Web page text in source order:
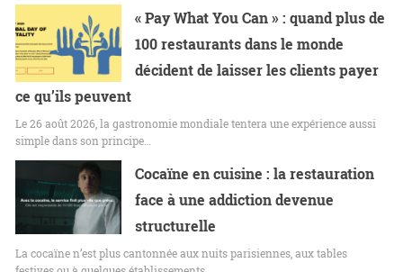
« Pay What You Can » : quand plus de
100 restaurants dans le monde
décident de laisser les clients payer
ce qu’ils peuvent
Le 26 août 2026, la gastronomie mondiale tentera une expérience aussi
simple dans son principe…
Cocaïne en cuisine : la restauration
face à une addiction devenue
structurelle
La cocaïne n’est plus cantonnée aux nuits parisiennes, aux tables